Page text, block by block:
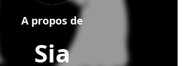
Sia
A propos de